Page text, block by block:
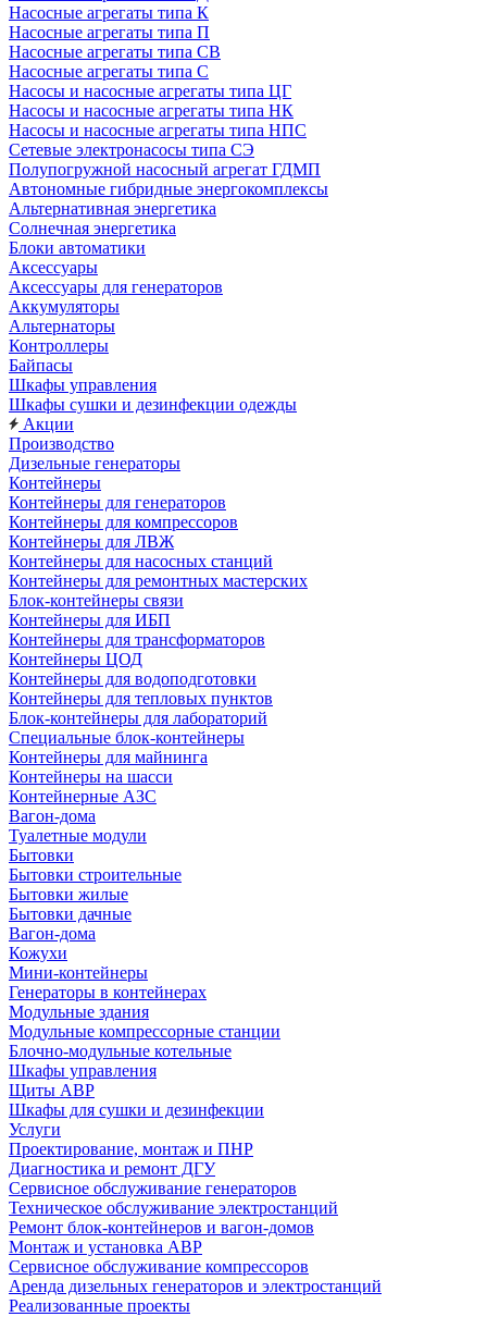
Насосные агрегаты типа К
Насосные агрегаты типа П
Насосные агрегаты типа СВ
Насосные агрегаты типа С
Насосы и насосные агрегаты типа ЦГ
Насосы и насосные агрегаты типа НК
Насосы и насосные агрегаты типа НПС
Сетевые электронасосы типа СЭ
Полупогружной насосный агрегат ГДМП
Автономные гибридные энергокомплексы
Альтернативная энергетика
Солнечная энергетика
Блоки автоматики
Аксессуары
Аксессуары для генераторов
Аккумуляторы
Альтернаторы
Контроллеры
Байпасы
Шкафы управления
Шкафы сушки и дезинфекции одежды
Акции
Производство
Дизельные генераторы
Контейнеры
Контейнеры для генераторов
Контейнеры для компрессоров
Контейнеры для ЛВЖ
Контейнеры для насосных станций
Контейнеры для ремонтных мастерских
Блок-контейнеры связи
Контейнеры для ИБП
Контейнеры для трансформаторов
Контейнеры ЦОД
Контейнеры для водоподготовки
Контейнеры для тепловых пунктов
Блок-контейнеры для лабораторий
Специальные блок-контейнеры
Контейнеры для майнинга
Контейнеры на шасси
Контейнерные АЗС
Вагон-дома
Туалетные модули
Бытовки
Бытовки строительные
Бытовки жилые
Бытовки дачные
Вагон-дома
Кожухи
Мини-контейнеры
Генераторы в контейнерах
Модульные здания
Модульные компрессорные станции
Блочно-модульные котельные
Шкафы управления
Щиты АВР
Шкафы для сушки и дезинфекции
Услуги
Проектирование, монтаж и ПНР
Диагностика и ремонт ДГУ
Сервисное обслуживание генераторов
Техническое обслуживание электростанций
Ремонт блок-контейнеров и вагон-домов
Монтаж и установка АВР
Сервисное обслуживание компрессоров
Аренда дизельных генераторов и электростанций
Реализованные проекты